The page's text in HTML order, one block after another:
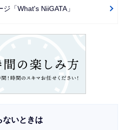
「What's NiiGATA」
ないときは